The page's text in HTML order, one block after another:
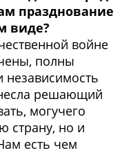
празднование
виде?
войне
полны
независимость
решающий
могучего
страну, но и
есть чем